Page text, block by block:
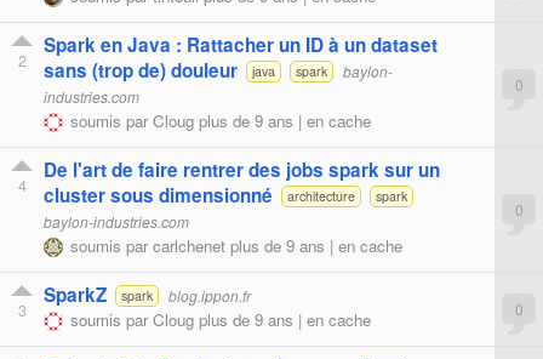
2
Spark en Java : Rattacher un ID à un dataset
sans (trop de) douleur
java spark
baylon-
industries.com
soumis parCloug plus de 9 ans | en cache
0
4
De l'art de faire rentrer des jobs spark sur un
cluster sous dimensionné
architecture spark
baylon-industries.com
soumis parcarlchenet plus de 9 ans | en cache
0
3
SparkZ spark blog.ippon.fr
soumis parCloug plus de 9 ans | en cache 0